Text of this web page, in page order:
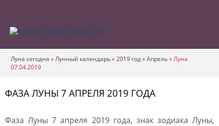
Луна сегодня »Лунный календарь»2019 год»Апрель»Луна
07.04.2019
ФАЗА ЛУНЫ 7 АПРЕЛЯ 2019 ГОДА
Фаза Луны 7 апреля 2019 года, знак зодиака Луны,